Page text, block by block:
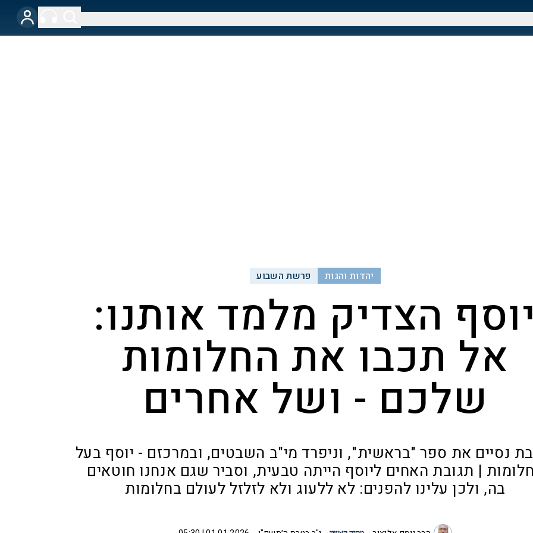
יהדות והגות פרשת השבוע
יוסף הצדיק מלמד אותנו:
אל תכבו את החלומות
שלכם - ושל אחרים
נסיים את ספר "בראשית", וניפרד מי"ב השבטים, ובמרכזם - יוסף בעל
| תגובת האחים ליוסף הייתה טבעית, וסביר שגם אנחנו חוטאים
בה, ולכן עלינו להפנים: לא ללעוג ולא לזלזל לעולם בחלומות